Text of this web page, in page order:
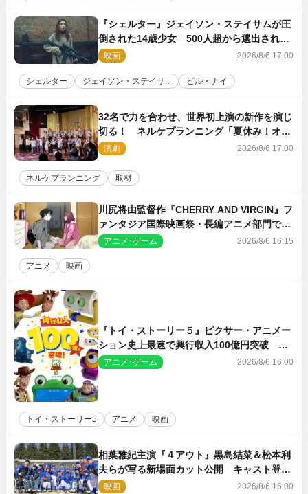
『シェルター』ジェイソン・ステイサムが圧
倒された14歳少女 500人超から選出された
新鋭ボディ・レイ・ブレスナックとは
映画 2026/8/6 17:00
シェルター ジェイソン・ステイサ... ビル・ナイ
32名で力を合わせ、世界初上演の新作を演じ
切る！ ネルケプランニング「夏休み！オ
ン・ワークショップ2026」レポート【最終
日】
演劇 2026/8/6 17:00
ネルケプランニング 取材
川尻将由監督作『CHERRY AND VIRGIN』フ
ァンタジア国際映画祭・長編アニメ部門で観
客賞・金賞受賞！
アニメ･ゲーム 2026/8/6 16:15
アニメ 映画
『トイ・ストーリー５』ピクサー・アニメー
ション史上最速で興行収入100億円突破 シ
リーズNo.1興収が目前
アニメ･ゲーム 2026/8/6 16:00
トイ・ストーリー5 アニメ 映画
相葉雅紀主演『４アウト』黒島結菜＆松本利
夫らが写る新場面カット公開 キャスト登壇
イベントも決定
映画 2026/8/6 16:00